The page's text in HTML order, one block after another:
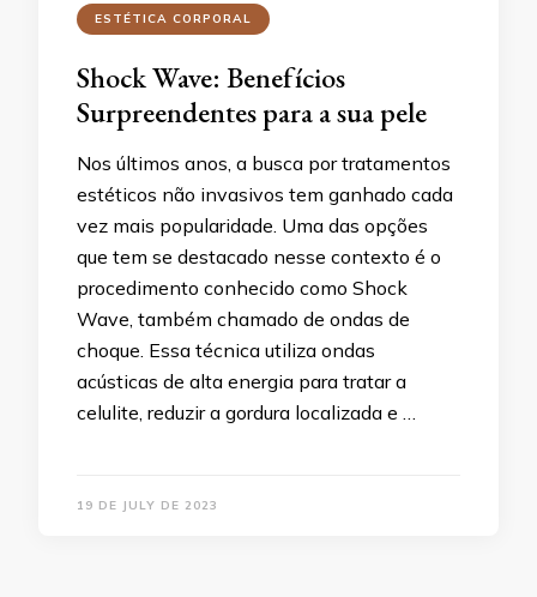
ESTÉTICA CORPORAL
Shock Wave: Benefícios
Surpreendentes para a sua pele
Nos últimos anos, a busca por tratamentos
estéticos não invasivos tem ganhado cada
vez mais popularidade. Uma das opções
que tem se destacado nesse contexto é o
procedimento conhecido como Shock
Wave, também chamado de ondas de
choque. Essa técnica utiliza ondas
acústicas de alta energia para tratar a
celulite, reduzir a gordura localizada e …
19 DE JULY DE 2023